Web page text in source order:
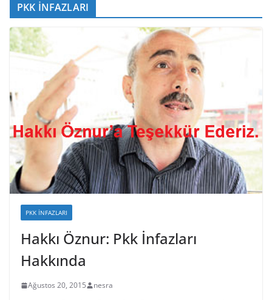
PKK İNFAZLARI
PKK İNFAZLARI
Hakkı Öznur: Pkk İnfazları
Hakkında
Ağustos 20, 2015 nesra